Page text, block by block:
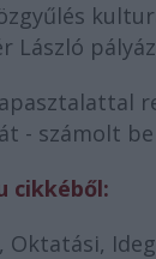
László
- számolt be
cikkéből:
Oktatási,